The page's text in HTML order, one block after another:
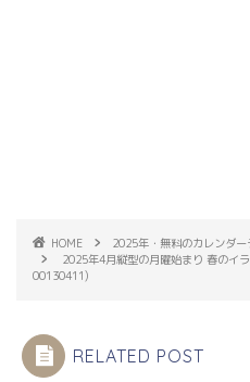
HOME
2025年・無料のカレンダ
2025年4月縦型の月曜始まり 春のイ
00130411)
RELATED POST